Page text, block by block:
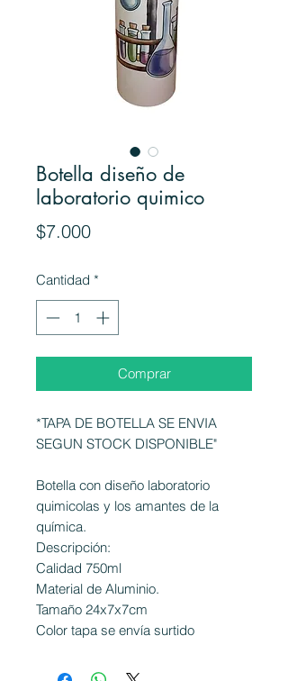
Botella diseño de
laboratorio quimico
$7.000Precio
Cantidad *
Comprar
*TAPA DE BOTELLA SE ENVIA
SEGUN STOCK DISPONIBLE"
Botella con diseño laboratorio
quimicolas y los amantes de la
química.
Descripción:
Calidad 750ml
Material de Aluminio.
Tamaño 24x7x7cm
Color tapa se envía surtido